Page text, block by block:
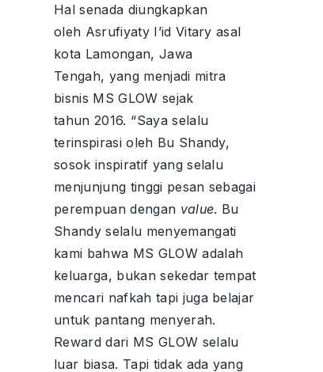
Hal senada diungkapkan
oleh Asrufiyaty I’id Vitary asal
kota Lamongan, Jawa
Tengah, yang menjadi mitra
bisnis MS GLOW sejak
tahun 2016. “⁠Saya selalu
terinspirasi oleh Bu Shandy,
sosok inspiratif yang selalu
menjunjung tinggi pesan sebagai
perempuan dengan value. Bu
Shandy selalu menyemangati
kami bahwa MS GLOW adalah
keluarga, bukan sekedar tempat
mencari nafkah tapi juga belajar
untuk pantang menyerah.
Reward dari MS GLOW selalu
luar biasa. Tapi tidak ada yang